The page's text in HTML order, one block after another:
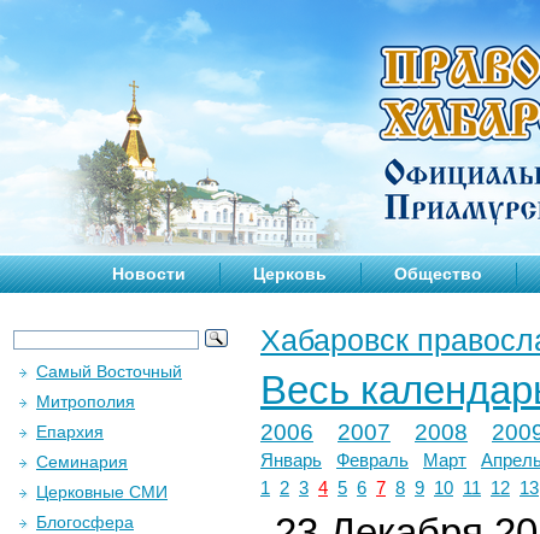
Новости Церковь Общество
Хабаровск
Весь
2006 2007 2008
Январь Февраль Март
1
2 3 4 5 6 7 8 9 10 11 12 13
Самый Восточный
Митрополия
Епархия
Семинария
Церковные СМИ
Блогосфера